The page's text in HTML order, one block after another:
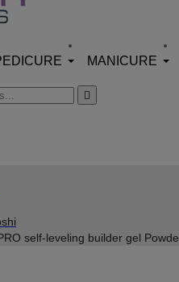
MANICURE

self-leveling builder gel